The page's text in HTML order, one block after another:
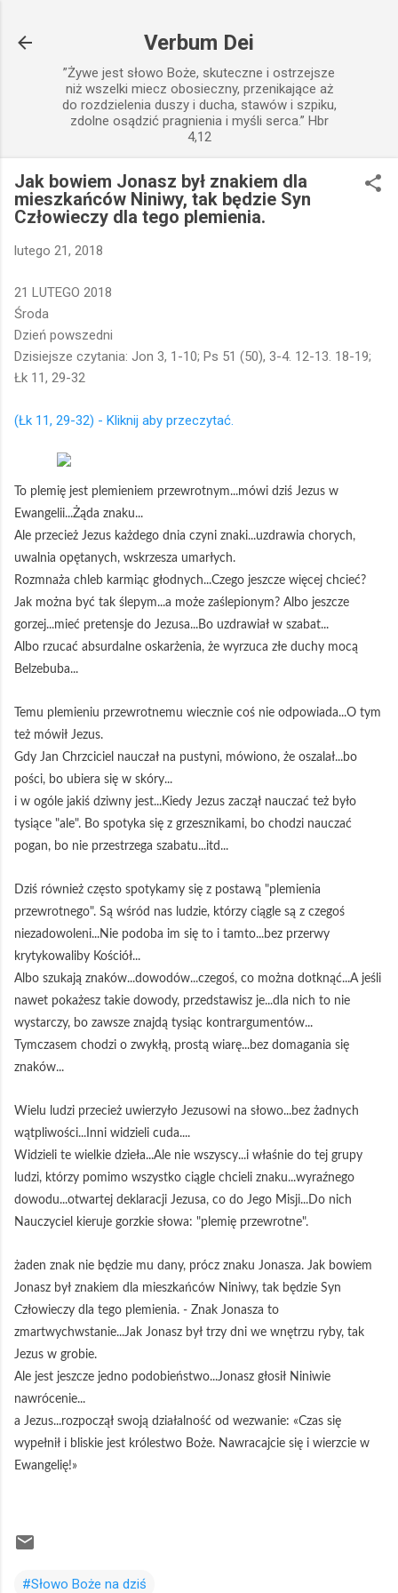
Verbum Dei
”Żywe jest słowo Boże, skuteczne i ostrzejsze
niż wszelki miecz obosieczny, przenikające aż
do rozdzielenia duszy i ducha, stawów i szpiku,
zdolne osądzić pragnienia i myśli serca.” Hbr
4,12
Jak bowiem Jonasz był znakiem dla
mieszkańców Niniwy, tak będzie Syn
Człowieczy dla tego plemienia.
lutego 21, 2018
21 LUTEGO 2018
Środa
Dzień powszedni
Dzisiejsze czytania: Jon 3, 1-10; Ps 51 (50), 3-4. 12-13. 18-19;
Łk 11, 29-32
(Łk 11, 29-32) - Kliknij aby przeczytać.
To plemię jest plemieniem przewrotnym...mówi dziś Jezus w
Ewangelii...Żąda znaku...
Ale przecież Jezus każdego dnia czyni znaki...uzdrawia chorych,
uwalnia opętanych, wskrzesza umarłych.
Rozmnaża chleb karmiąc głodnych...Czego jeszcze więcej chcieć?
Jak można być tak ślepym...a może zaślepionym? Albo jeszcze
gorzej...mieć pretensje do Jezusa...Bo uzdrawiał w szabat...
Albo rzucać absurdalne oskarżenia, że wyrzuca złe duchy mocą
Belzebuba...
Temu plemieniu przewrotnemu wiecznie coś nie odpowiada...O tym
też mówił Jezus.
Gdy Jan Chrzciciel nauczał na pustyni, mówiono, że oszalał...bo
pości, bo ubiera się w skóry...
i w ogóle jakiś dziwny jest...Kiedy Jezus zaczął nauczać też było
tysiące "ale". Bo spotyka się z grzesznikami, bo chodzi nauczać
pogan, bo nie przestrzega szabatu...itd...
Dziś również często spotykamy się z postawą "plemienia
przewrotnego". Są wśród nas ludzie, którzy ciągle są z czegoś
niezadowoleni...Nie podoba im się to i tamto...bez przerwy
krytykowaliby Kościół...
Albo szukają znaków...dowodów...czegoś, co można dotknąć...A jeśli
nawet pokażesz takie dowody, przedstawisz je...dla nich to nie
wystarczy, bo zawsze znajdą tysiąc kontrargumentów...
Tymczasem chodzi o zwykłą, prostą wiarę...bez domagania się
znaków...
Wielu ludzi przecież uwierzyło Jezusowi na słowo...bez żadnych
wątpliwości...Inni widzieli cuda....
Widzieli te wielkie dzieła...Ale nie wszyscy...i właśnie do tej grupy
ludzi, którzy pomimo wszystko ciągle chcieli znaku...wyraźnego
dowodu...otwartej deklaracji Jezusa, co do Jego Misji...Do nich
Nauczyciel kieruje gorzkie słowa: "plemię przewrotne".
żaden znak nie będzie mu dany, prócz znaku Jonasza. Jak bowiem
Jonasz był znakiem dla mieszkańców Niniwy, tak będzie Syn
Człowieczy dla tego plemienia. - Znak Jonasza to
zmartwychwstanie...Jak Jonasz był trzy dni we wnętrzu ryby, tak
Jezus w grobie.
Ale jest jeszcze jedno podobieństwo...Jonasz głosił Niniwie
nawrócenie...
a Jezus...rozpoczął swoją działalność od wezwanie: «Czas się
wypełnił i bliskie jest królestwo Boże. Nawracajcie się i wierzcie w
Ewangelię!»
#Słowo Boże na dziś